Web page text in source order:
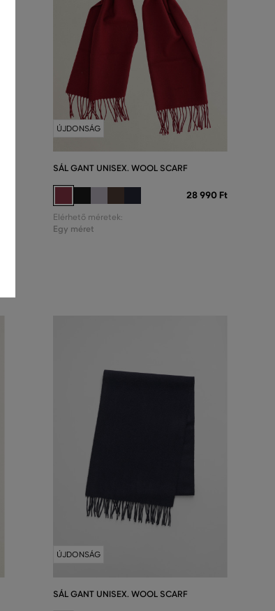
ÚJDONSÁG
SÁL GANT UNISEX. WOOL SCARF
28 990 Ft
Elérhető méretek:
Egy méret
ÚJDONSÁG
SÁL GANT UNISEX. WOOL SCARF